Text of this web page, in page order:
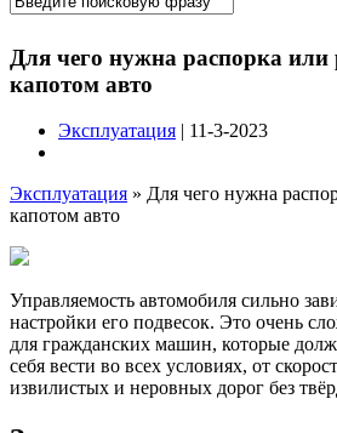
Для чего нужна распорка или
капотом авто
Эксплуатация | 11-3-2023
Эксплуатация » Для чего нужна
капотом авто
Управляемость автомобиля сильно
настройки его подвесок. Это очень
для гражданских машин, которые
себя вести во всех условиях, от
извилистых и неровных дорог без